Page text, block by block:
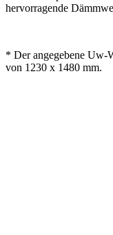
hervorragende
* Der angegebene Uw-
von 1230 x 1480 mm.